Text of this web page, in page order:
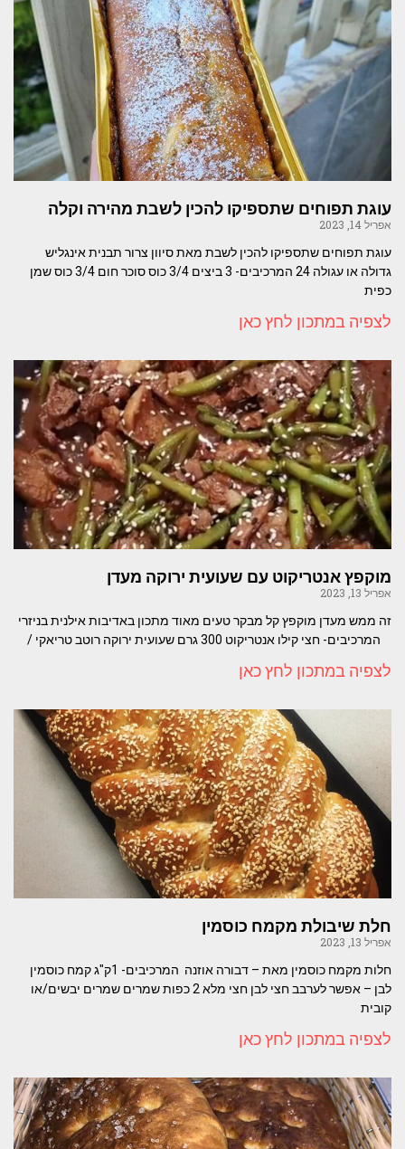
עוגת תפוחים שתספיקו להכין לשבת מהירה וקלה
אפריל 14, 2023
עוגת תפוחים שתספיקו להכין לשבת מאת סיוון צרור תבנית אינגליש
גדולה או עגולה 24 המרכיבים- 3 ביצים 3/4 כוס סוכר חום 3/4 כוס שמן
כפית
לצפיה במתכון לחץ כאן
מוקפץ אנטריקוט עם שעועית ירוקה מעדן
אפריל 13, 2023
זה ממש מעדן מוקפץ קל מבקר טעים מאוד מתכון באדיבות אילנית בניזרי
המרכיבים- חצי קילו אנטריקוט 300 גרם שעועית ירוקה רוטב טריאקי /
לצפיה במתכון לחץ כאן
חלת שיבולת מקמח כוסמין
אפריל 13, 2023
חלות מקמח כוסמין מאת – דבורה אוזנה המרכיבים- 1ק"ג קמח כוסמין
לבן – אפשר לערבב חצי לבן חצי מלא 2 כפות שמרים שמרים יבשים/או
קובית
לצפיה במתכון לחץ כאן